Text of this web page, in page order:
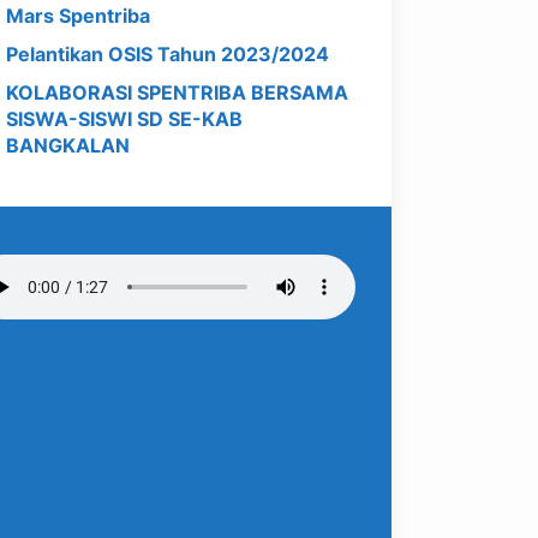
Mars Spentriba
Pelantikan OSIS Tahun 2023/2024
KOLABORASI SPENTRIBA BERSAMA
SISWA-SISWI SD SE-KAB
BANGKALAN